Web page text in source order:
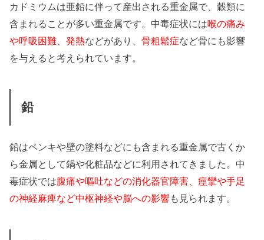
カドミウムは亜鉛に伴って産出される重金属で、穀類に
含まれることが多い重金属です。中毒症状には喉の痛み
や呼吸困難、発熱などがあり、骨粗鬆症など骨にも影響
を与えると考えられています。
鉛
鉛はペンキや壁の塗料などにも含まれる重金属で古くか
ら金属として鍋や化粧品などに利用されてきました。中
毒症状では腹痛や嘔吐などの消化器官障害、痙攣や手足
の神経麻痺など中枢神経や脳への影響も見られます。